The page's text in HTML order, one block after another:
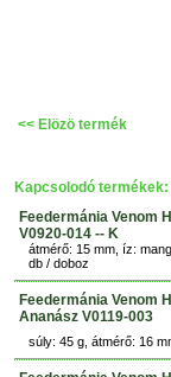
<< Elözö termék
Kapcsolodó termékek:
Feedermánia Venom
V0920-014 -- K
átmérő: 15 mm, íz:
db / doboz
Feedermánia Venom
Ananász V0119-003
súly: 45 g, átmérő: 16